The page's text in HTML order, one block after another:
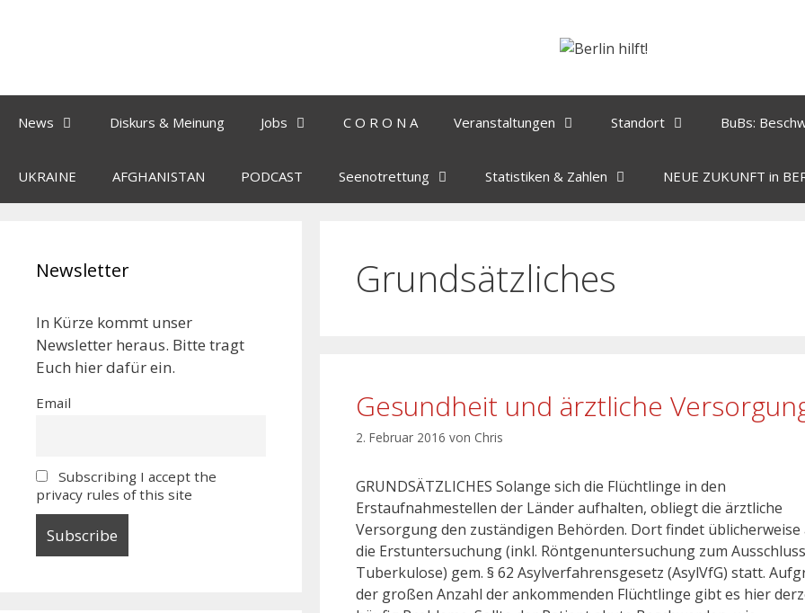
News Diskurs & Meinung Jobs C O R O N A Veranstaltungen Standort BuBs:
UKRAINE AFGHANISTAN PODCAST Seenotrettung Statistiken & Zahlen NEUE ZUKUNFT in
Grundsätzliches
Gesundheit und ärztliche
2. Februar 2016 von Chris
GRUNDSÄTZLICHES Solange sich die Flüchtlinge in den
Erstaufnahmestellen der Länder aufhalten, obliegt die ärztliche
Versorgung den zuständigen Behörden. Dort findet üblicherweise
die Erstuntersuchung (inkl. Röntgenuntersuchung zum
Tuberkulose) gem. § 62 Asylverfahrensgesetz (AsylVfG) statt.
der großen Anzahl der ankommenden Flüchtlinge gibt es hier
Newsletter
In Kürze kommt unser
Newsletter heraus. Bitte tragt
Euch hier dafür ein.
Email
Subscribing I accept the
privacy rules of this site